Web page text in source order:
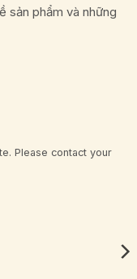
sản phẩm và những
Dadi Anak